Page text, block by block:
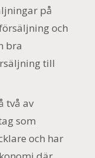
på
och
bra
till
två av
som
och har